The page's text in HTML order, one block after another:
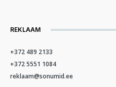
REKLAAM
+372 489 2133
+372 5551 1084
reklaam@sonumid.ee